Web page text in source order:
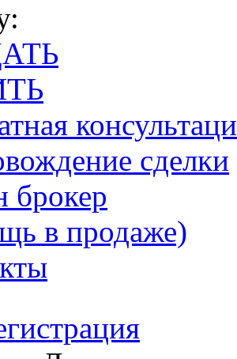
сделки
брокер
в продаже)